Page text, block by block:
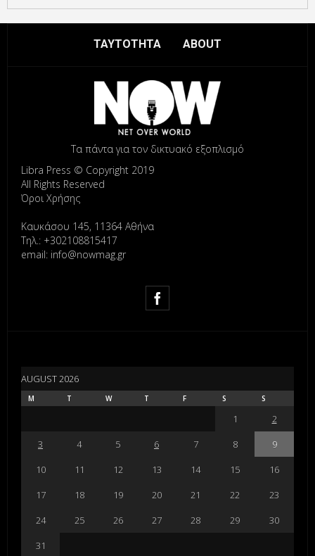
ΤΑΥΤΟΤΗΤΑ ABOUT
Τα πάντα για τον δικτυακό εξοπλισμό
Libra Press © Copyright 2019
All Rights Reserved
Όροι Χρήσης
Καυκάσου 145, 11364 Αθήνα
Τηλ.: +302108815417
email: info@nowmag.gr
AUGUST 2026
M T W T F S S
1
2
3
4 5 6 7 8
9
10
11 12 13 14 15
16
17
18 19 20 21 22
23
24
25 26 27 28 29
30
31